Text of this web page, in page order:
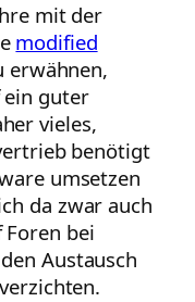
mit der
modified
erwähnen,
ein guter
vieles,
benötigt
umsetzen
da zwar auch
Foren bei
Austausch